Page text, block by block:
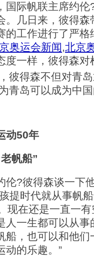
际帆联主席约伦?
。几日来，彼得
的工作进行了严
奥运会新闻,北京
度一样，彼得森
彼得森不但对青
青岛可以成为中
50年
帆船”
?彼得森谈一下他
提时代就从事帆
现在还是一直一
人一生都可以从
船，也可以和他
动的乐趣。”